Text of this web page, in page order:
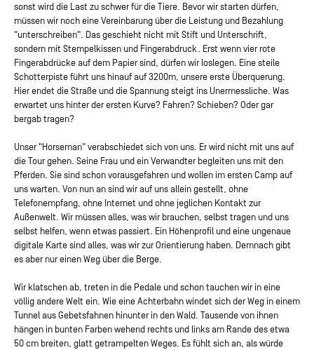
sonst wird die Last zu schwer für die Tiere. Bevor wir starten dürfen,
müssen wir noch eine Vereinbarung über die Leistung und Bezahlung
"unterschreiben". Das geschieht nicht mit Stift und Unterschrift,
sondern mit Stempelkissen und Fingerabdruck. Erst wenn vier rote
Fingerabdrücke auf dem Papier sind, dürfen wir loslegen. Eine steile
Schotterpiste führt uns hinauf auf 3200m, unsere erste Überquerung.
Hier endet die Straße und die Spannung steigt ins Unermessliche. Was
erwartet uns hinter der ersten Kurve? Fahren? Schieben? Oder gar
bergab tragen?
Unser "Horseman" verabschiedet sich von uns. Er wird nicht mit uns auf
die Tour gehen. Seine Frau und ein Verwandter begleiten uns mit den
Pferden. Sie sind schon vorausgefahren und wollen im ersten Camp auf
uns warten. Von nun an sind wir auf uns allein gestellt, ohne
Telefonempfang, ohne Internet und ohne jeglichen Kontakt zur
Außenwelt. Wir müssen alles, was wir brauchen, selbst tragen und uns
selbst helfen, wenn etwas passiert. Ein Höhenprofil und eine ungenaue
digitale Karte sind alles, was wir zur Orientierung haben. Demnach gibt
es aber nur einen Weg über die Berge.
Wir klatschen ab, treten in die Pedale und schon tauchen wir in eine
völlig andere Welt ein. Wie eine Achterbahn windet sich der Weg in einem
Tunnel aus Gebetsfahnen hinunter in den Wald. Tausende von ihnen
hängen in bunten Farben wehend rechts und links am Rande des etwa
50 cm breiten, glatt getrampelten Weges. Es fühlt sich an, als würde